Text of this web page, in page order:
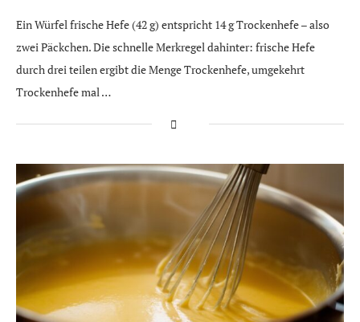
Ein Würfel frische Hefe (42 g) entspricht 14 g Trockenhefe – also
zwei Päckchen. Die schnelle Merkregel dahinter: frische Hefe
durch drei teilen ergibt die Menge Trockenhefe, umgekehrt
Trockenhefe mal …